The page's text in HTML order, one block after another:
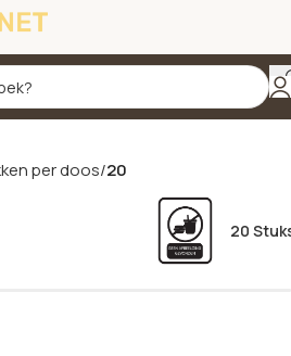
per doos/20
20